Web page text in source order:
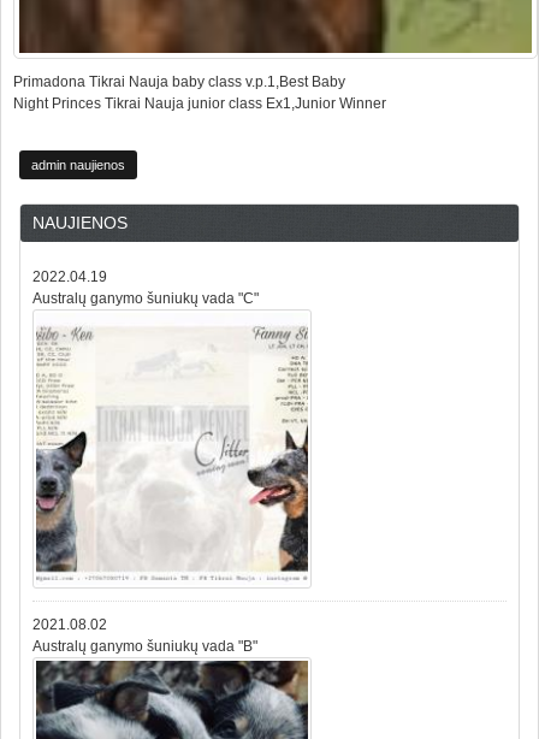
Primadona Tikrai Nauja baby class v.p.1,Best Baby
Night Princes Tikrai Nauja junior class Ex1,Junior Winner
admin naujienos
NAUJIENOS
2022.04.19
Australų ganymo šuniukų vada "C"
2021.08.02
Australų ganymo šuniukų vada "B"